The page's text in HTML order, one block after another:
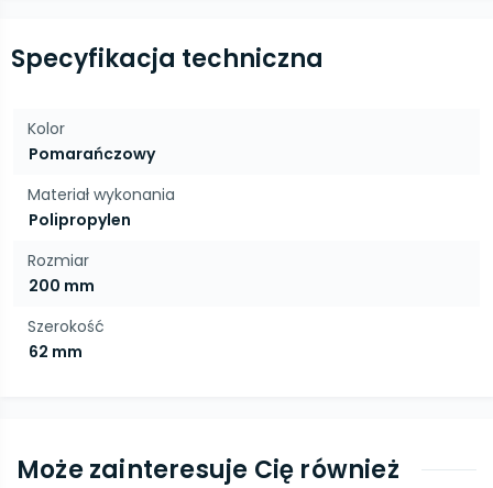
Specyfikacja techniczna
Kolor
Pomarańczowy
Materiał wykonania
Polipropylen
Rozmiar
200 mm
Szerokość
62 mm
Może zainteresuje Cię również